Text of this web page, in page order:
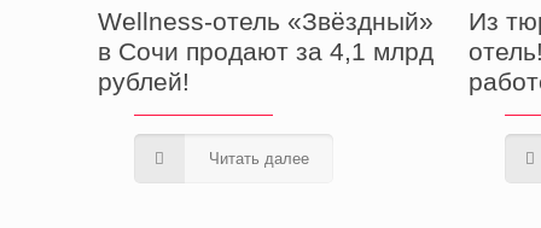
Wellness-отель «Звёздный»
в Сочи продают за 4,1 млрд
рублей!
Читать далее
Из